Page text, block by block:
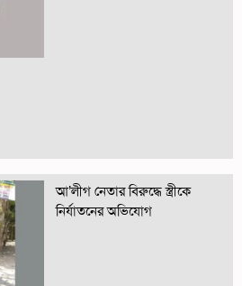
আ’লীগ নেতার বিরুদ্ধে স্ত্রীকে
নির্যাতনের অভিযোগ